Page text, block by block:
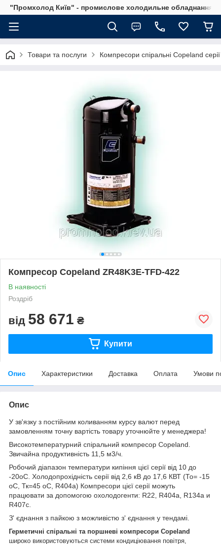
"Промхолод Київ" - промислове холодильне обладнання.
Товари та послуги Компресори спіральні Copeland
Компресор Copeland ZR48K3E-TFD-422
В наявності
Роздріб
від 58 671 ₴
Купити
Опис Характеристики Доставка Оплата Умови
Опис
У зв'язку з постійним коливанням курсу валют перед
замовленням точну вартість товару уточнюйте у менеджера!
Високотемпературний спіральний компресор Copeland.
Звичайна продуктивність 11,5 м3/ч.
Робочий діапазон температури кипіння цієї серії від 10 до
-20oС. Холодопрохідність серії від 2,6 кВ до 17,6 КВТ (То= -15
oС, Тк=45 oС, R404a) Компресори цієї серії можуть
працювати за допомогою охолодогенти: R22, R404a, R134a и
R407c.
З' єднання з пайкою з можливістю з' єднання у тендамі.
Герметичні спіральні та поршневі компресори Copeland
широко використовуються системи кондиціювання повітря,